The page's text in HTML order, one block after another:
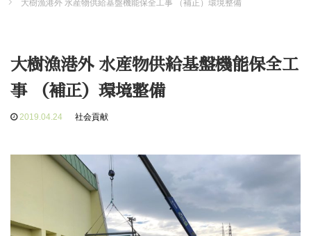
大樹漁港外 水産物供給基盤機能保全工事 （補正）環境整備
大樹漁港外 水産物供給基盤機能保全工
事 （補正）環境整備
2019.04.24 社会貢献